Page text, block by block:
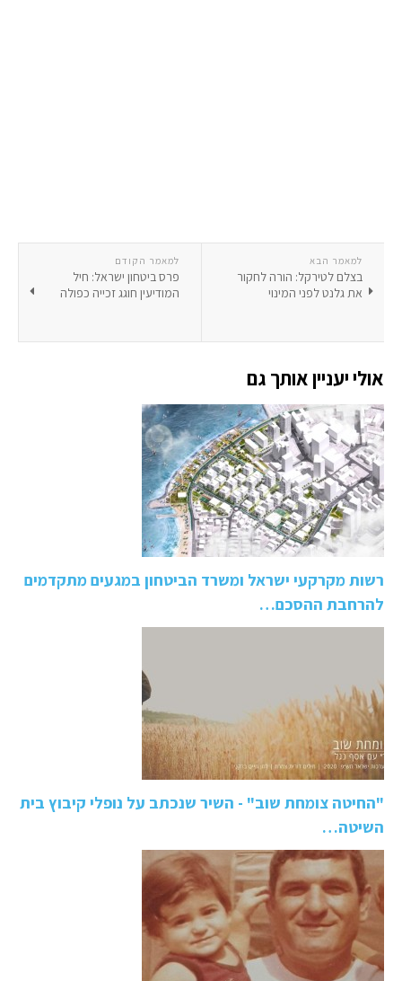
למאמר הקודם
פרס ביטחון ישראל: חיל
המודיעין חוגג זכייה כפולה
למאמר הבא
בצלם לטירקל: הורה לחקור
את גלנט לפני המינוי
אולי יעניין אותך גם
רשות מקרקעי ישראל ומשרד הביטחון במגעים מתקדמים
להרחבת ההסכם…
"החיטה צומחת שוב" - השיר שנכתב על נופלי קיבוץ בית
השיטה…